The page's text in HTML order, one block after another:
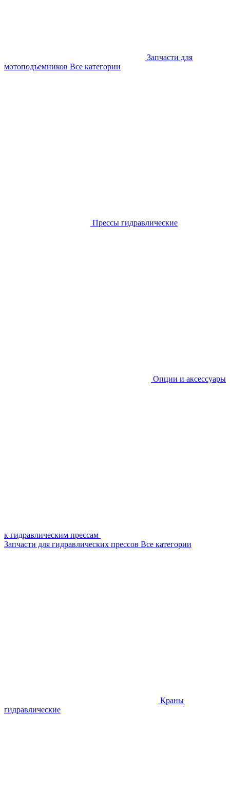
Запчасти для
мотоподъемников Все категории
Прессы гидравлические
Опции и аксессуары
к гидравлическим прессам
Запчасти для гидравлических прессов Все категории
Краны
гидравлические